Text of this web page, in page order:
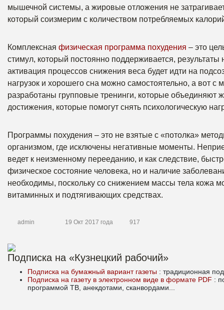
мышечной системы, а жировые отложения не
который соизмерим с количеством потребляемых
Комплексная физическая программа похудения – это
стимул, который постоянно поддерживается,
активация процессов снижения веса будет идти на
нагрузок и хорошего сна можно самостоятельно, а вот
разработаны групповые тренинги, которые
достижения, которые помогут снять психологическую
Программы похудения – это не взятые с «потолка»
организмом, где исключены негативные моменты.
ведет к неизменному перееданию, и как следствие,
физическое состояние человека, но и наличие
необходимы, поскольку со снижением массы тела кожа
витаминных и подтягивающих средствах.
admin 19 Окт 2017 года 917
Подписка на «Кузнецкий рабочий»
Подписка на бумажный вариант газеты : традиционная
Подписка на газету в электронном виде в формате PDF :
программой ТВ, анекдотами, сканвордами...